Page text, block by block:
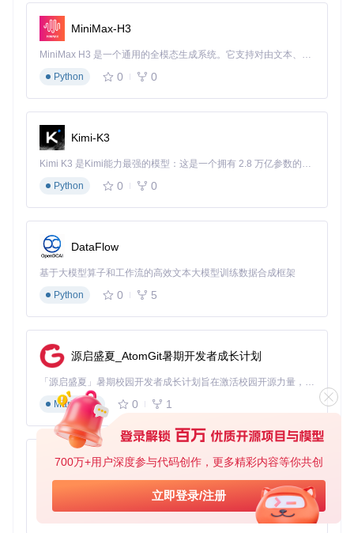
700万+用户深度参与代码创作，更多精彩内容等你共创
立即登录/注册
实时互动式学习体验
支持边观看总结边添加个人笔记，系统自动关联时间戳，形成
知识管理工具整合。用户测试显示，互动式学习使知识应用能
力提升40%。
AI视频总结参数设置界面：支持分辨率、编码格式等多维度输
出配置
跨视频知识关联引擎
自动识别不同视频间的知识点关联，构建个人知识网络。当学
立完整知识体系，知识整合效率提升55%。
离线学习支持系统
提供完整的离线总结功能，所有分析结果可本地存储，支持无
网络环境下学习。配合自定义播放速度和字幕生成，满足碎片
化学习场景需求。
学术研究加速方案
研究生小陈需要一周内掌握12篇学术讲座视频内容。通过AI总
结功能，系统自动提取研究方法、实验数据和结论要点，生成
结构化笔记。原本需要20小时的学习任务，最终6小时完成，
且关键信息提取准确率达94%，顺利完成文献综述写作。
职业技能快速掌握
的"技术点标注"功能，直接定位视频中的核心语法和实战案
例，配合自动生成的代码片段，30小时即完成从入门到应用的
MiniMax-H3
MiniMax H3 是一个通用的全模态生成系统。它支持对由文本、图像、视频和音频组成的多模态上下文进行统一理解，并能生成分辨率高达 2K、时长可达 15 秒的带原生立体声音频的视频。得益于面向任务泛化的系统设计，H3 在预训练阶段就已具备广泛的多模态上下文理解与生成能力，能够出色地执行复杂的多模态指令。
Python
0 0
Kimi-K3
Kimi K3 是Kimi能力最强的模型：这是一个拥有 2.8 万亿参数的混合专家（MoE）模型，具备原生视觉理解能力，并支持 100 万 token 的上下文窗口。
Python
0 0
DataFlow
基于大模型算子和工作流的高效文本大模型训练数据合成框架
Python
0 5
源启盛夏_AtomGit暑期开发者成长计划
「源启盛夏」暑期校园开发者成长计划旨在激活校园开源力量，通过积分激励、认证扶持、资源倾斜等形式，引导高校组织和开发者完成「入驻 — 建项目 — 做贡献 — 获认证 — 得资源」的完整闭环。无论你是想带领社团入驻平台的组织者，还是希望用代码贡献证明自己的开发者，都能在这里找到属于你的成长路径。
Markdown
0 1
py-xiaozhi
基于Python的Xiaozhi AI，适用于想要完整Xiaozhi体验而无需拥有专用硬件的用户。
Python
0 1